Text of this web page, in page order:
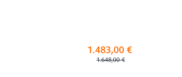
1.483,00 €
Regulärer Preis:
1.648,00 €